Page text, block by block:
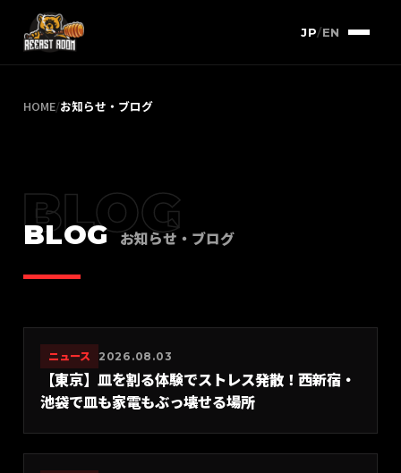
JP/EN
HOME/お知らせ・ブログ
BLOG
BLOG お知らせ・ブログ
ニュース 2026.08.03
【東京】皿を割る体験でストレス発散！西新宿・
池袋で皿も家電もぶっ壊せる場所